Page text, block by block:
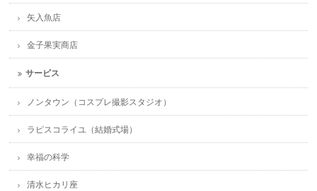
矢入魚店
金子果実商店
サービス
ノンタウン（コスプレ撮影スタジオ）
ラピスコライユ（結婚式場）
幸福の科学
清水ヒカリ座